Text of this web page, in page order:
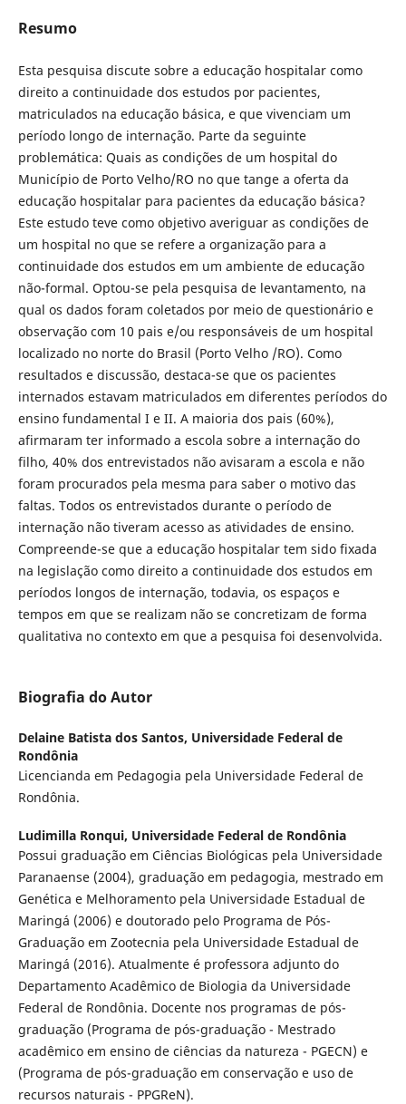
Resumo
Esta pesquisa discute sobre a educação hospitalar como
direito a continuidade dos estudos por pacientes,
matriculados na educação básica, e que vivenciam um
período longo de internação. Parte da seguinte
problemática: Quais as condições de um hospital do
Município de Porto Velho/RO no que tange a oferta da
educação hospitalar para pacientes da educação básica?
Este estudo teve como objetivo averiguar as condições de
um hospital no que se refere a organização para a
continuidade dos estudos em um ambiente de educação
não-formal. Optou-se pela pesquisa de levantamento, na
qual os dados foram coletados por meio de questionário e
observação com 10 pais e/ou responsáveis de um hospital
localizado no norte do Brasil (Porto Velho /RO). Como
resultados e discussão, destaca-se que os pacientes
internados estavam matriculados em diferentes períodos do
ensino fundamental I e II. A maioria dos pais (60%),
afirmaram ter informado a escola sobre a internação do
filho, 40% dos entrevistados não avisaram a escola e não
foram procurados pela mesma para saber o motivo das
faltas. Todos os entrevistados durante o período de
internação não tiveram acesso as atividades de ensino.
Compreende-se que a educação hospitalar tem sido fixada
na legislação como direito a continuidade dos estudos em
períodos longos de internação, todavia, os espaços e
tempos em que se realizam não se concretizam de forma
qualitativa no contexto em que a pesquisa foi desenvolvida.
Biografia do Autor
Delaine Batista dos Santos, Universidade Federal de
Rondônia
Licencianda em Pedagogia pela Universidade Federal de
Rondônia.
Ludimilla Ronqui, Universidade Federal de Rondônia
Possui graduação em Ciências Biológicas pela Universidade
Paranaense (2004), graduação em pedagogia, mestrado em
Genética e Melhoramento pela Universidade Estadual de
Maringá (2006) e doutorado pelo Programa de Pós-
Graduação em Zootecnia pela Universidade Estadual de
Maringá (2016). Atualmente é professora adjunto do
Departamento Acadêmico de Biologia da Universidade
Federal de Rondônia. Docente nos programas de pós-
graduação (Programa de pós-graduação - Mestrado
acadêmico em ensino de ciências da natureza - PGECN) e
(Programa de pós-graduação em conservação e uso de
recursos naturais - PPGReN).